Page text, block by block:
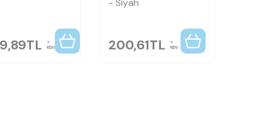
TL KDV
- Siyah
200,61TL KDV